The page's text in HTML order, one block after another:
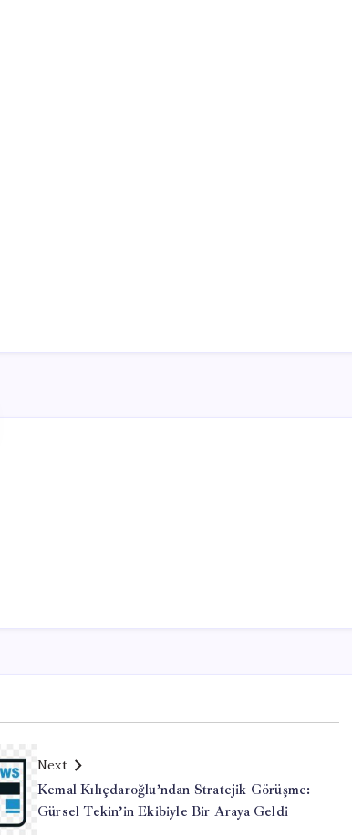
Next
Kemal Kılıçdaroğlu’ndan Stratejik Görüşme:
Gürsel Tekin’in Ekibiyle Bir Araya Geldi